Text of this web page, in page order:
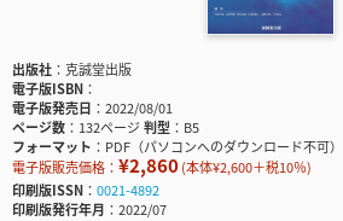
出版社
克誠堂出版
電子版ISBN
電子版発売日
2022/08/01
ページ数
132ページ判型
B5
フォーマット
PDF（パソコンへのダウンロード不可）
電子版販売価格： ¥2,860(本体¥2,600＋税10％)
印刷版ISSN
0021-4892
印刷版発行年月
2022/07